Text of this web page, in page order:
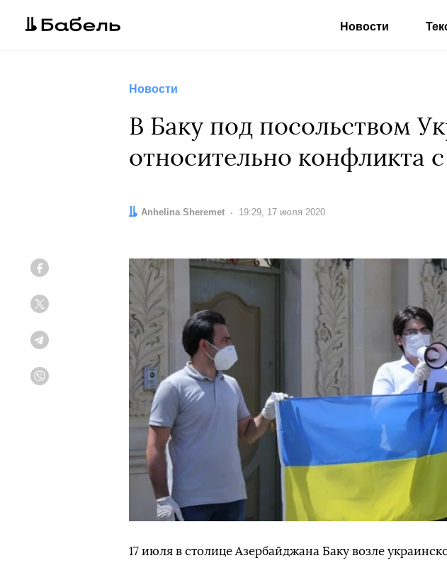
Новости
Новости
В Баку под посольством
относительно конфликта
Автор:
Anhelina Sheremet Дата:
19:29, 17 июля 2020
17 июля в столице Азербайджана Баку возле